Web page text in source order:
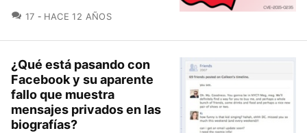
17 COMENTARIOS
HACE 12 AÑOS
¿Qué está pasando con
Facebook y su aparente
fallo que muestra
mensajes privados en las
biografías?